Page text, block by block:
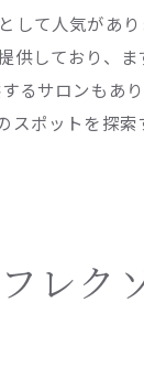
ソロジーサロ
ソロジーの施
ート空間がも
境でのリフレ
通える恵比寿
見つける日常
リフレクソロ
て人気があ
しており、
るサロンもあ
ポットを探
レク